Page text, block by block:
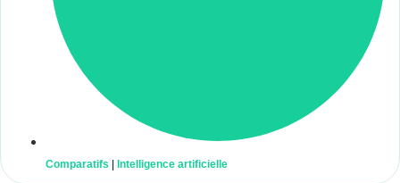
Comparatifs Intelligence artificielle